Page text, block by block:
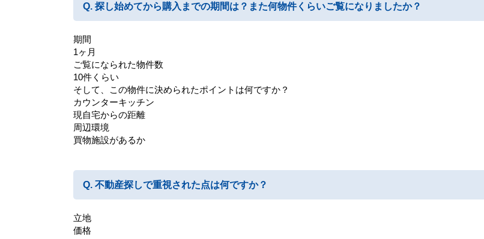
探し始めてから購入までの期間は？また何物件くらいご覧になりましたか？
期間
1ヶ月
ご覧になられた物件数
10件くらい
そして、この物件に決められたポイントは何ですか？
カウンターキッチン
現自宅からの距離
周辺環境
買物施設があるか
不動産探しで重視された点は何ですか？
立地
価格